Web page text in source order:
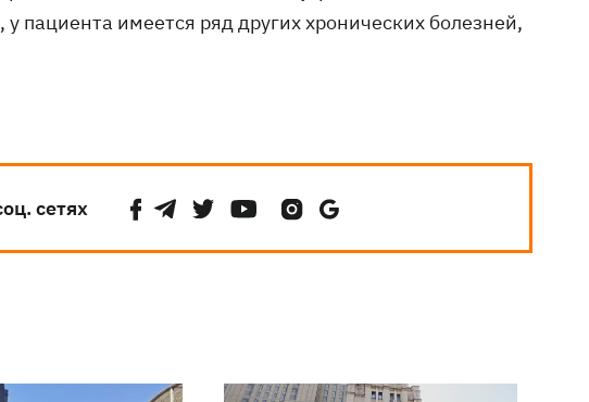
пациента имеется ряд других хронических болезней,
сетях